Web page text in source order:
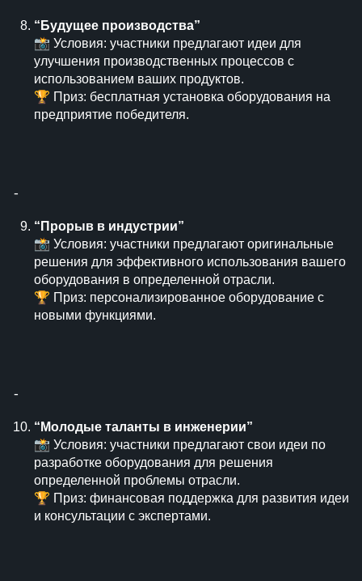
“Будущее производства”
📸 Условия: участники предлагают идеи для
улучшения производственных процессов с
использованием ваших продуктов.
🏆 Приз: бесплатная установка оборудования на
предприятие победителя.
⁃
“Прорыв в индустрии”
📸 Условия: участники предлагают оригинальные
решения для эффективного использования вашего
оборудования в определенной отрасли.
🏆 Приз: персонализированное оборудование с
новыми функциями.
⁃
“Молодые таланты в инженерии”
📸 Условия: участники предлагают свои идеи по
разработке оборудования для решения
определенной проблемы отрасли.
🏆 Приз: финансовая поддержка для развития идеи
и консультации с экспертами.